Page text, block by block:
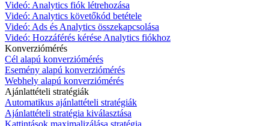
Videó: Analytics fiók létrehozása
Videó: Analytics követőkód betétele
Videó: Ads és Analytics összekapcsolása
Videó: Hozzáférés kérése Analytics fiókhoz
Konverziómérés
Cél alapú konverziómérés
Esemény alapú konverziómérés
Webhely alapú konverziómérés
Ajánlattételi stratégiák
Automatikus ajánlattételi stratégiák
Ajánlattételi stratégia kiválasztása